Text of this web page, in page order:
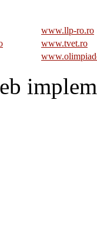
www.llp-ro.ro
www.tvet.ro